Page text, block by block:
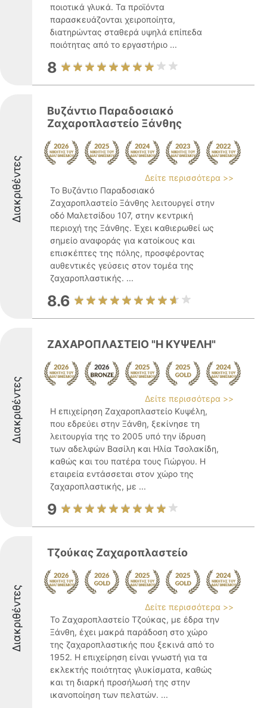
ποιοτικά γλυκά. Τα προϊόντα
παρασκευάζονται χειροποίητα,
διατηρώντας σταθερά υψηλά επίπεδα
ποιότητας από το εργαστήριο ...
8
Διακριθέντες
Βυζάντιο Παραδοσιακό
Ζαχαροπλαστείο Ξάνθης
Δείτε περισσότερα >>
Το Βυζάντιο Παραδοσιακό
Ζαχαροπλαστείο Ξάνθης λειτουργεί στην
οδό Μαλετσίδου 107, στην κεντρική
περιοχή της Ξάνθης. Έχει καθιερωθεί ως
σημείο αναφοράς για κατοίκους και
επισκέπτες της πόλης, προσφέροντας
αυθεντικές γεύσεις στον τομέα της
ζαχαροπλαστικής. ...
8.6
Διακριθέντες
ΖΑΧΑΡΟΠΛΑΣΤΕΙΟ "Η ΚΥΨΕΛΗ"
Δείτε περισσότερα >>
Η επιχείρηση Ζαχαροπλαστείο Κυψέλη,
που εδρεύει στην Ξάνθη, ξεκίνησε τη
λειτουργία της το 2005 υπό την ίδρυση
των αδελφών Βασίλη και Ηλία Τσολακίδη,
καθώς και του πατέρα τους Γιώργου. Η
εταιρεία εντάσσεται στον χώρο της
ζαχαροπλαστικής, με ...
9
Διακριθέντες
Τζούκας Ζαχαροπλαστείο
Δείτε περισσότερα >>
Το Ζαχαροπλαστείο Τζούκας, με έδρα την
Ξάνθη, έχει μακρά παράδοση στο χώρο
της ζαχαροπλαστικής που ξεκινά από το
1952. Η επιχείρηση είναι γνωστή για τα
εκλεκτής ποιότητας γλυκίσματα, καθώς
και τη διαρκή προσήλωσή της στην
ικανοποίηση των πελατών. ...